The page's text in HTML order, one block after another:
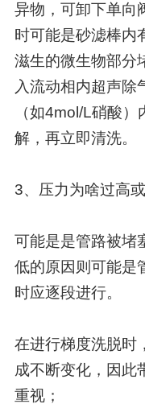
异物，可卸下单向
时可能是砂滤棒内
滋生的微生物部分
入流动相内超声除
（如4mol/L硝酸
解，再立即清洗。
3、压力为啥过高
可能是是管路被堵
低的原因则可能是
时应逐段进行。
在进行梯度洗脱时
成不断变化，因此
重视；